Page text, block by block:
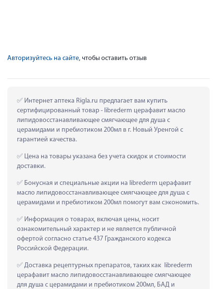
Авторизуйтесь на сайте, чтобы оставить отзыв
Интернет аптека Rigla.ru предлагает вам купить
сертифицированный товар - librederm церафавит масло
липидовосстанавливающее смягчающее для душа с
церамидами и пребиотиком 200мл в г. Новый Уренгой с
гарантией качества.
Цена на товары указана без учета скидок и стоимости
доставки.
Бонусная и специальные акции на librederm церафавит
масло липидовосстанавливающее смягчающее для душа с
церамидами и пребиотиком 200мл помогут вам сэкономить.
Информация о товарах, включая цены, носит
ознакомительный характер и не является публичной
офертой согласно статье 437 Гражданского кодекса
Российской Федерации.
Доставка рецептурных препаратов, таких как  librederm
церафавит масло липидовосстанавливающее смягчающее
для душа с церамидами и пребиотиком 200мл, БАД и